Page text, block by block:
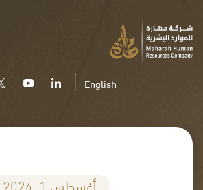
English
أغسطس 1, 2024